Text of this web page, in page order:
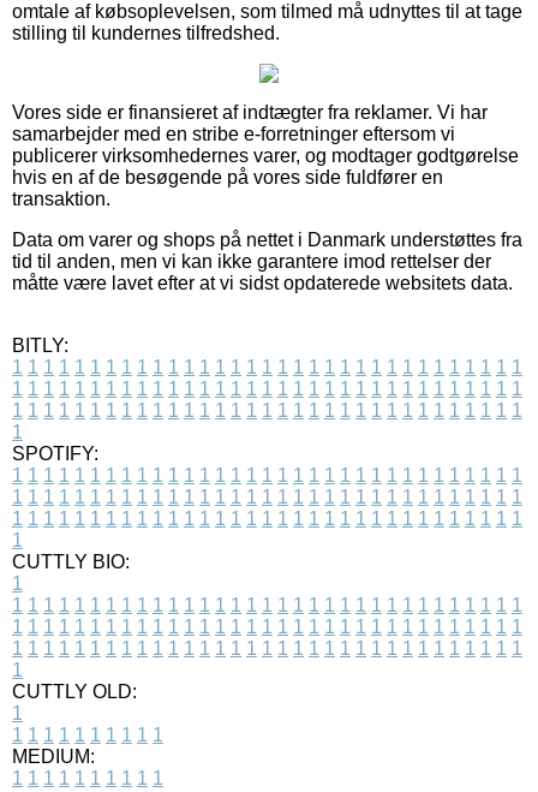
omtale af købsoplevelsen, som tilmed må udnyttes til at tage
stilling til kundernes tilfredshed.
Vores side er finansieret af indtægter fra reklamer. Vi har
samarbejder med en stribe e-forretninger eftersom vi
publicerer virksomhedernes varer, og modtager godtgørelse
hvis en af de besøgende på vores side fuldfører en
transaktion.
Data om varer og shops på nettet i Danmark understøttes fra
tid til anden, men vi kan ikke garantere imod rettelser der
måtte være lavet efter at vi sidst opdaterede websitets data.
BITLY:
1 1 1 1 1 1 1 1 1 1 1 1 1 1 1 1 1 1 1 1 1 1 1 1 1 1 1 1 1 1 1 1 1
1 1 1 1 1 1 1 1 1 1 1 1 1 1 1 1 1 1 1 1 1 1 1 1 1 1 1 1 1 1 1 1 1
1 1 1 1 1 1 1 1 1 1 1 1 1 1 1 1 1 1 1 1 1 1 1 1 1 1 1 1 1 1 1 1 1
1
SPOTIFY:
1 1 1 1 1 1 1 1 1 1 1 1 1 1 1 1 1 1 1 1 1 1 1 1 1 1 1 1 1 1 1 1 1
1 1 1 1 1 1 1 1 1 1 1 1 1 1 1 1 1 1 1 1 1 1 1 1 1 1 1 1 1 1 1 1 1
1 1 1 1 1 1 1 1 1 1 1 1 1 1 1 1 1 1 1 1 1 1 1 1 1 1 1 1 1 1 1 1 1
1
CUTTLY BIO:
1
1 1 1 1 1 1 1 1 1 1 1 1 1 1 1 1 1 1 1 1 1 1 1 1 1 1 1 1 1 1 1 1 1
1 1 1 1 1 1 1 1 1 1 1 1 1 1 1 1 1 1 1 1 1 1 1 1 1 1 1 1 1 1 1 1 1
1 1 1 1 1 1 1 1 1 1 1 1 1 1 1 1 1 1 1 1 1 1 1 1 1 1 1 1 1 1 1 1 1
1
CUTTLY OLD:
1
1 1 1 1 1 1 1 1 1 1
MEDIUM:
1 1 1 1 1 1 1 1 1 1